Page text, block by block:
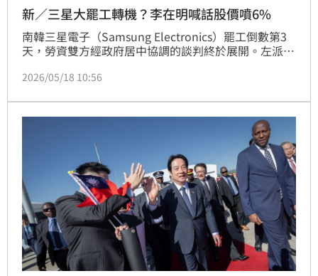
新／三星大罷工轉機？李在明喊話股價噴6%
南韓三星電子（Samsung Electronics）罷工倒數第3
天，勞資雙方經政府居中協調的談判終於展開。左派總
現不偏袒工會團體的態度，激勵三星股價18日自低谷強
2026/05/18 10:56